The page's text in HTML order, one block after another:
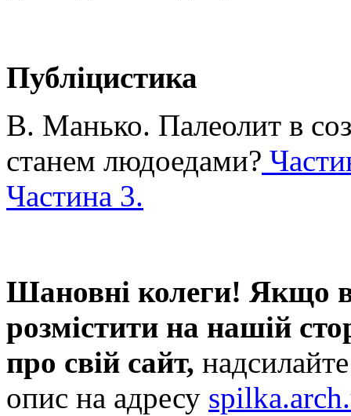
Публіцистика
В. Манько. Палеолит в
станем людоедами?
Частина 3.
Шановні колеги! Якщо
розмістити на нашій
про свій сайт,
опис на адресу